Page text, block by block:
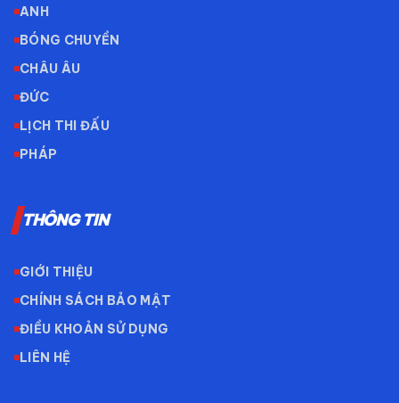
ANH
BÓNG CHUYỀN
CHÂU ÂU
ĐỨC
LỊCH THI ĐẤU
PHÁP
THÔNG TIN
GIỚI THIỆU
CHÍNH SÁCH BẢO MẬT
ĐIỀU KHOẢN SỬ DỤNG
LIÊN HỆ